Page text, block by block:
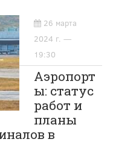
26 марта
2024 г. —
19:30
Аэропорт
ы: статус
работ и
планы
в